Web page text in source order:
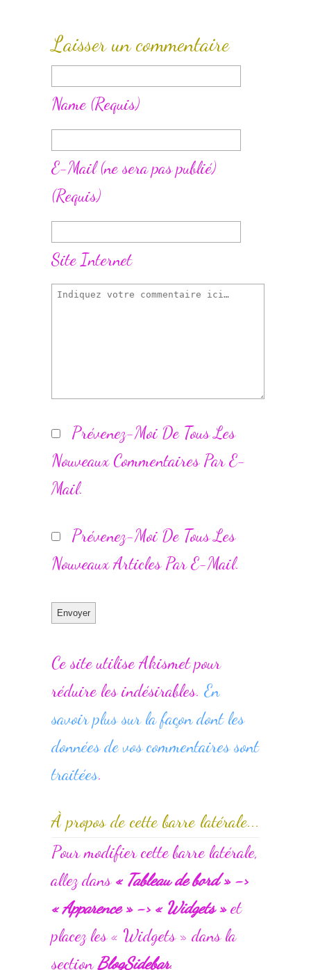
Laisser un commentaire
Name (requis)
E-Mail(ne sera pas publié)
(requis)
Site Internet
Prévenez-Moi De Tous Les
Nouveaux Commentaires Par E-
Mail.
Prévenez-Moi De Tous Les
Nouveaux Articles Par E-Mail.
Ce site utilise Akismet pour
réduire les indésirables. En
savoir plus sur la façon dont les
données de vos commentaires sont
traitées.
À propos de cette barre latérale...
Pour modifier cette barre latérale,
allez dans « Tableau de bord » ->
« Apparence » -> « Widgets »et
placez les « Widgets » dans la
sectionBlogSidebar.